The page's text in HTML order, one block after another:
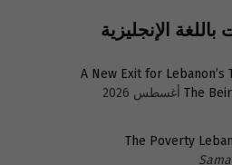
الإنجليزية
A New Exit for
The
The Poverty